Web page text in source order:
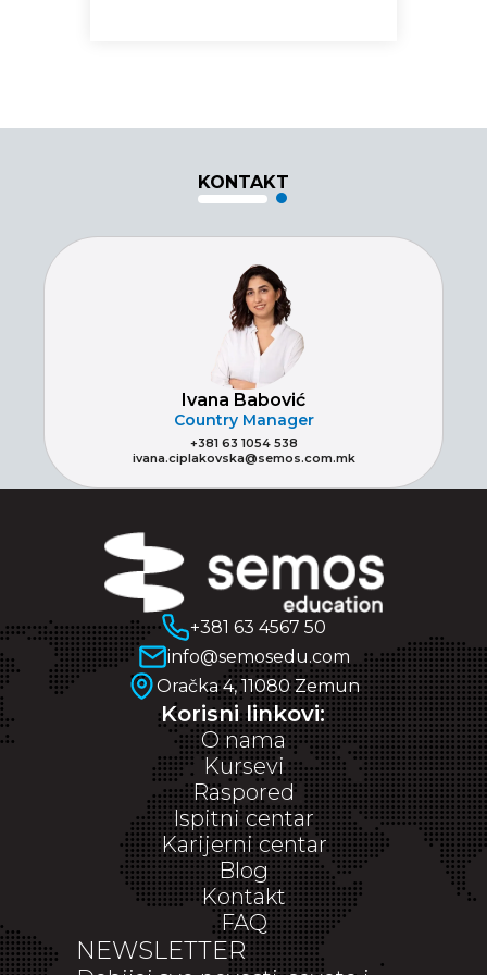
KONTAKT
Ivana Babović
Country Manager
+381 63 1054 538
ivana.ciplakovska@semos.com.mk
+381 63 4567 50
info@semosedu.com
Oračka 4, 11080 Zemun
Korisni linkovi:
O nama
Kursevi
Raspored
Ispitni centar
Karijerni centar
Blog
Kontakt
FAQ
NEWSLETTER